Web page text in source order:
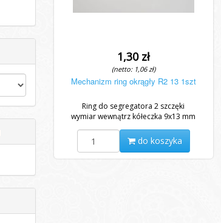
1,30 zł
(netto: 1,06 zł)
Mechanizm ring okrągły R2 13 1szt
Ring do segregatora 2 szczęki
wymiar wewnątrz kółeczka 9x13 mm
do koszyka